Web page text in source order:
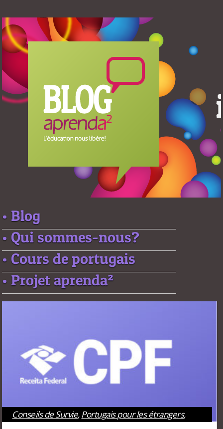
• Blog
• Qui sommes-nous?
• Cours de portugais
• Projet aprenda²
Conseils de Survie,Portugais pour les étrangers,